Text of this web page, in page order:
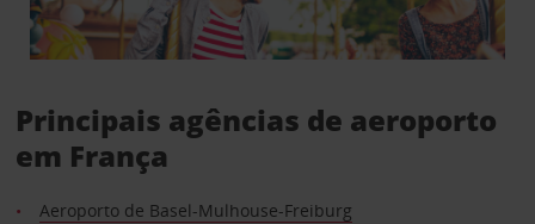
Principais agências de aeroporto
em França
Aeroporto de Basel-Mulhouse-Freiburg